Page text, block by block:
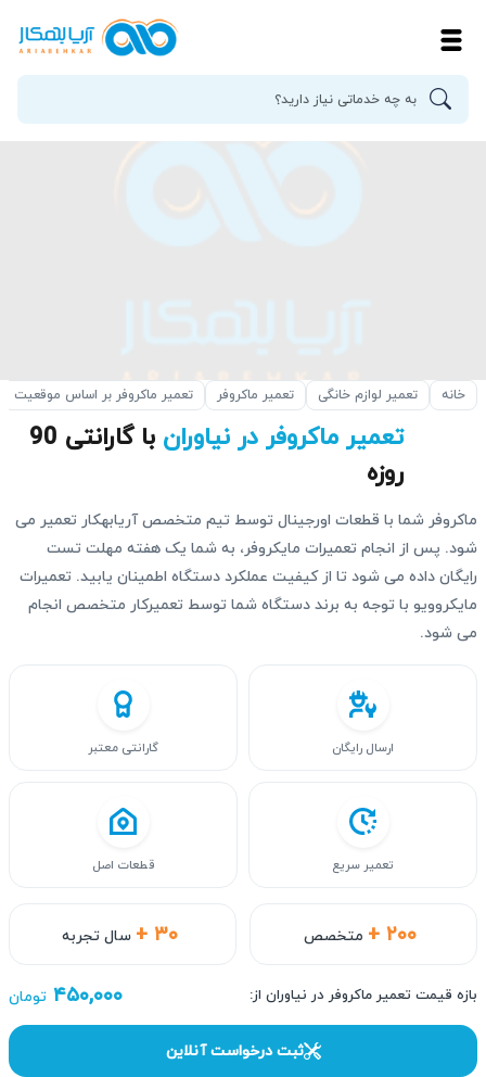
خانه تعمیر لوازم خانگی تعمیر ماکروفر تعمیر ماکروفر بر اساس موقعیت
تعمیر ماکروفر در نیاوران
با گارانتی 90
روزه
ماکروفر شما با قطعات اورجینال توسط تیم متخصص آریابهکار تعمیر می
شود. پس از انجام تعمیرات مایکروفر، به شما یک هفته مهلت تست
رایگان داده می‌ شود تا از کیفیت عملکرد دستگاه اطمینان یابید. تعمیرات
مایکروویو با توجه به برند دستگاه شما توسط تعمیرکار متخصص انجام
می شود.
+ ۲۰۰ متخصص + ۳۰ سال تجربه
ارسال رایگان گارانتی معتبر
تعمیر سریع قطعات اصل
بازه قیمت تعمیر ماکروفر در نیاوران از: ۴۵۰,۰۰۰ تومان
ثبت درخواست آنلاین